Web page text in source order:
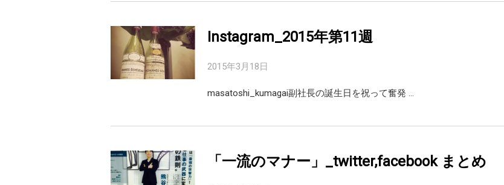
Instagram_2015年第11週
2015年3月18日
masatoshi_kumagai副社長の誕生日を祝って奮発 …
「一流のマナー」_twitter,facebook まとめ